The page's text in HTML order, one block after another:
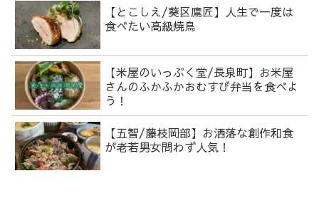
【とこしえ/葵区鷹匠】人生で一度は
食べたい高級焼鳥
【米屋のいっぷく堂/長泉町】お米屋
さんのふかふかおむすび弁当を食べよ
う！
【五智/藤枝岡部】お洒落な創作和食
が老若男女問わず人気！